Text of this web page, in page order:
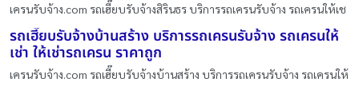
เครนรับจ้าง.com รถเฮี๊ยบรับจ้างสิรินธร บริการรถเครนรับจ้าง รถเครนให้เช
รถเฮี๊ยบรับจ้างบ้านสร้าง บริการรถเครนรับจ้าง รถเครนให้
เช่า ให้เช่ารถเครน ราคาถูก
เครนรับจ้าง.com รถเฮี๊ยบรับจ้างบ้านสร้าง บริการรถเครนรับจ้าง รถเครนให้